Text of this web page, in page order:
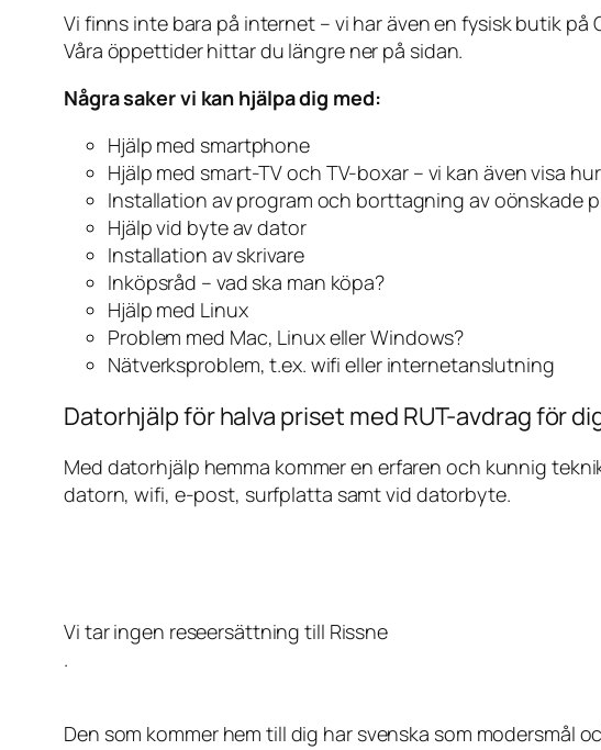
Vi finns inte bara på internet – vi har även en fysisk butik på
Våra öppettider hittar du längre ner på sidan.
Några saker vi kan hjälpa dig med:
Hjälp med smartphone
Hjälp med smart-TV och TV-boxar – vi kan även visa
Installation av program och borttagning av oönskade
Hjälp vid byte av dator
Installation av skrivare
Inköpsråd – vad ska man köpa?
Hjälp med Linux
Problem med Mac, Linux eller Windows?
Nätverksproblem, t.ex. wifi eller internetanslutning
Datorhjälp för halva priset med RUT-avdrag för
Med datorhjälp hemma kommer en erfaren och kunnig
datorn, wifi, e-post, surfplatta samt vid datorbyte.
Vi tar ingen reseersättning till Rissne
.
Den som kommer hem till dig har svenska som modersmål